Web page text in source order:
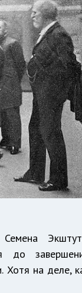
Семена
до
Хотя на деле,